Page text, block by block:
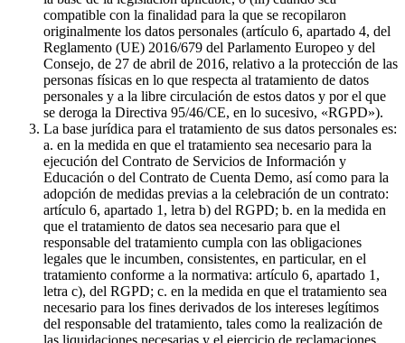
compatible con la finalidad para la que se recopilaron
originalmente los datos personales (artículo 6, apartado 4, del
Reglamento (UE) 2016/679 del Parlamento Europeo y del
Consejo, de 27 de abril de 2016, relativo a la protección de las
personas físicas en lo que respecta al tratamiento de datos
personales y a la libre circulación de estos datos y por el que
se deroga la Directiva 95/46/CE, en lo sucesivo, «RGPD»).
La base jurídica para el tratamiento de sus datos personales es:
a. en la medida en que el tratamiento sea necesario para la
ejecución del Contrato de Servicios de Información y
Educación o del Contrato de Cuenta Demo, así como para la
adopción de medidas previas a la celebración de un contrato:
artículo 6, apartado 1, letra b) del RGPD; b. en la medida en
que el tratamiento de datos sea necesario para que el
responsable del tratamiento cumpla con las obligaciones
legales que le incumben, consistentes, en particular, en el
tratamiento conforme a la normativa: artículo 6, apartado 1,
letra c), del RGPD; c. en la medida en que el tratamiento sea
necesario para los fines derivados de los intereses legítimos
del responsable del tratamiento, tales como la realización de
las liquidaciones necesarias y el ejercicio de reclamaciones